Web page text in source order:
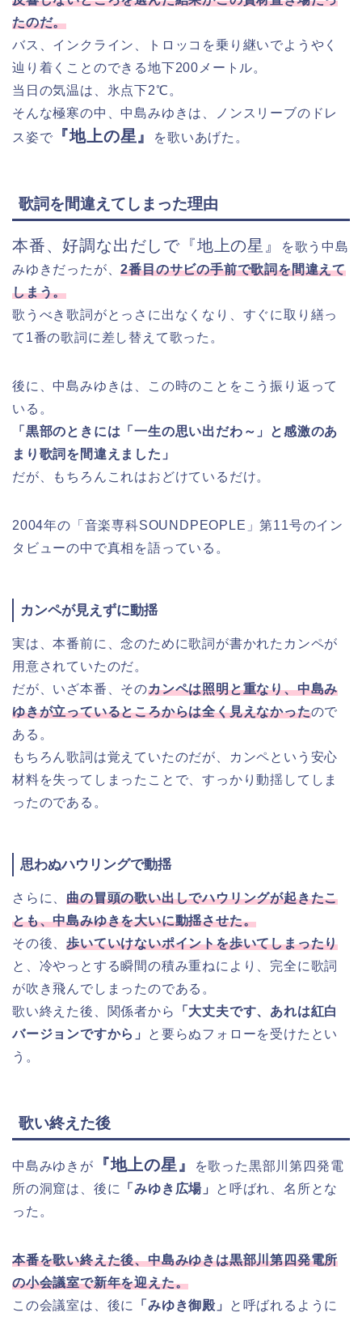
たのだ。
バス、インクライン、トロッコを乗り継いでようやく
辿り着くことのできる地下200メートル。
当日の気温は、氷点下2℃。
そんな極寒の中、中島みゆきは、ノンスリーブのドレ
ス姿で
『地上の星』 を歌いあげた。
歌詞を間違えてしまった理由
本番、好調な出だしで 『地上の星』
を歌う中島
みゆきだったが、2番目のサビの手前で歌詞を間違えて
しまう。
歌うべき歌詞がとっさに出なくなり、すぐに取り繕っ
て1番の歌詞に差し替えて歌った。
後に、中島みゆきは、この時のことをこう振り返って
いる。
「黒部のときには「一生の思い出だわ～」と感激のあ
まり歌詞を間違えました」
だが、もちろんこれはおどけているだけ。
2004年の「音楽専科SOUNDPEOPLE」第11号のイン
タビューの中で真相を語っている。
カンペが見えずに動揺
実は、本番前に、念のために歌詞が書かれたカンペが
用意されていたのだ。
だが、いざ本番、そのカンペは照明と重なり、中島み
ゆきが立っているところからは全く見えなかったので
ある。
もちろん歌詞は覚えていたのだが、カンペという安心
材料を失ってしまったことで、すっかり動揺してしま
ったのである。
思わぬハウリングで動揺
さらに、曲の冒頭の歌い出しでハウリングが起きたこ
とも、中島みゆきを大いに動揺させた。
その後、歩いていけないポイントを歩いてしまったり
と、冷やっとする瞬間の積み重ねにより、完全に歌詞
が吹き飛んでしまったのである。
歌い終えた後、関係者から
「大丈夫です、あれは紅白
バージョンですから」
と要らぬフォローを受けたとい
う。
歌い終えた後
中島みゆきが 『地上の星』
を歌った黒部川第四発電
所の洞窟は、後に 「みゆき広場」
と呼ばれ、名所とな
った。
本番を歌い終えた後、中島みゆきは黒部川第四発電所
の小会議室で新年を迎えた。
この会議室は、後に
「みゆき御殿」
と呼ばれるように